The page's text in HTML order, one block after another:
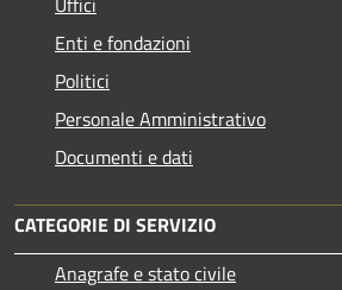
Enti e fondazioni
Politici
Personale Amministrativo
Documenti e dati
CATEGORIE DI SERVIZIO
Anagrafe e stato civile